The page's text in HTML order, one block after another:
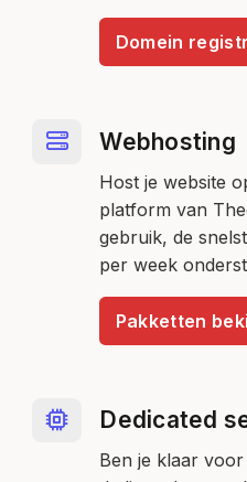
Domein
Webhosting
Host je website
platform van
gebruik, de
per week
Pakketten
Dedicated
Ben je klaar